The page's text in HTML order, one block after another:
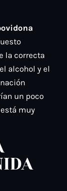
la correcta
alcohol y el
un poco
muy